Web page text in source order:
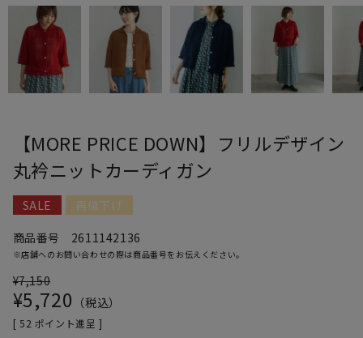
【MORE PRICE DOWN】フリルデザイン
丸衿ニットカーディガン
SALE
再値下げ
商品番号
2611142136
※店舗へのお問い合わせの際は商品番号をお伝えください。
¥7,150
¥5,720 税込
[ 52 ポイント進呈 ]